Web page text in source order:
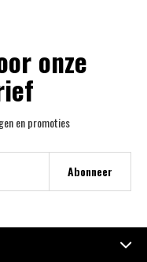
onze
en promoties
Abonneer